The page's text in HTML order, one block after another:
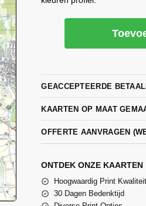
GEACCEPTEERDE
KAARTEN OP MAAT
OFFERTE AANVRAGEN
ONTDEK ONZE KAARTEN
Hoogwaardig Print Kwaliteit
30 Dagen Bedenktijd